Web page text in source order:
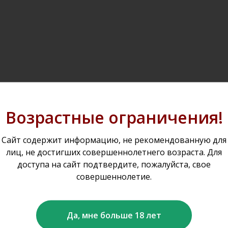
Возрастные ограничения!
Сайт содержит информацию, не рекомендованную для
лиц, не достигших совершеннолетнего возраста. Для
доступа на сайт подтвердите, пожалуйста, свое
совершеннолетие.
Да, мне больше 18 лет
ИРЛАНДСКИЙ
"ПОУГС"
Объем - 0,7л. Крепость -
В корзину
КРАСНОЕ СУХОЕ
"ПЭДЛБОРД
КАБЕРНЕ
США. Красное сухое. Объем
Подробнее В корзину